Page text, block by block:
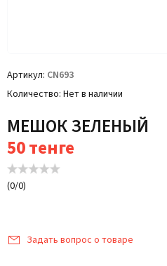
Артикул CN693
Количество Нет в наличии
МЕШОК ЗЕЛЕНЫЙ
50тенге
(0/0)
Задать вопрос о товаре